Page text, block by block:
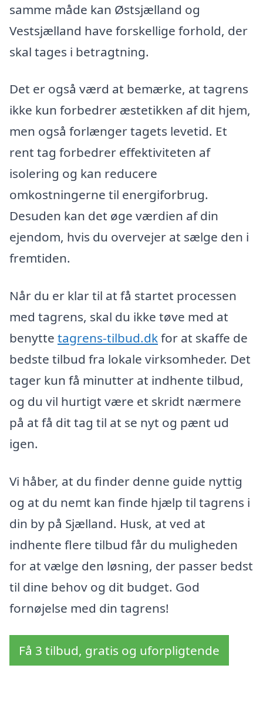
samme måde kan Østsjælland og
Vestsjælland have forskellige forhold, der
skal tages i betragtning.
Det er også værd at bemærke, at tagrens
ikke kun forbedrer æstetikken af dit hjem,
men også forlænger tagets levetid. Et
rent tag forbedrer effektiviteten af
isolering og kan reducere
omkostningerne til energiforbrug.
Desuden kan det øge værdien af din
ejendom, hvis du overvejer at sælge den i
fremtiden.
Når du er klar til at få startet processen
med tagrens, skal du ikke tøve med at
benytte tagrens-tilbud.dkfor at skaffe de
bedste tilbud fra lokale virksomheder. Det
tager kun få minutter at indhente tilbud,
og du vil hurtigt være et skridt nærmere
på at få dit tag til at se nyt og pænt ud
igen.
Vi håber, at du finder denne guide nyttig
og at du nemt kan finde hjælp til tagrens i
din by på Sjælland. Husk, at ved at
indhente flere tilbud får du muligheden
for at vælge den løsning, der passer bedst
til dine behov og dit budget. God
fornøjelse med din tagrens!
Få 3 tilbud, gratis og uforpligtende